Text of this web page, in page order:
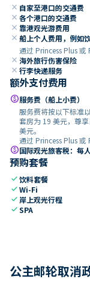
close 自家至港口的交通费
close 各个港口的交通费
close 靠港观光游费用
close 船上个人费用，例如
通过 Princess Plus 或
close 海外旅行伤害保险
close 行李快递服务
额外支付费用
paid服务费（船上小费）
服务费将按以下标准
套房为 19 美元，尊
美元。
通过 Princess Plus 或
paid国际观光旅客税：每
预购套餐
check饮料套餐
checkWi-Fi
check 岸上观光行程
checkSPA
公主邮轮取消